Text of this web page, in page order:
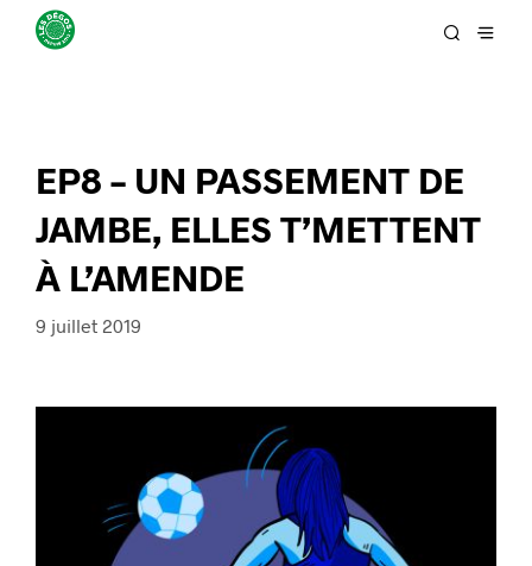
EP8 – UN PASSEMENT DE
JAMBE, ELLES T’METTENT
À L’AMENDE
9 juillet 2019